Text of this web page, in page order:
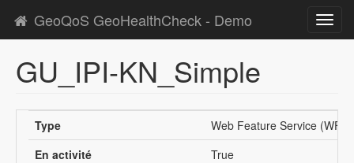
GeoQoS GeoHealthCheck - Demo
GU_IPI-KN_Simple
Type
Web Feature Service (WFS)
En activité
True